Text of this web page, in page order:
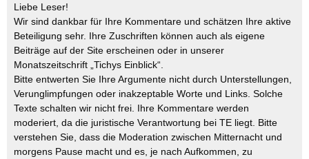
Liebe Leser!
Wir sind dankbar für Ihre Kommentare und schätzen Ihre aktive
Beteiligung sehr. Ihre Zuschriften können auch als eigene
Beiträge auf der Site erscheinen oder in unserer
Monatszeitschrift „Tichys Einblick“.
Bitte entwerten Sie Ihre Argumente nicht durch Unterstellungen,
Verunglimpfungen oder inakzeptable Worte und Links. Solche
Texte schalten wir nicht frei. Ihre Kommentare werden
moderiert, da die juristische Verantwortung bei TE liegt. Bitte
verstehen Sie, dass die Moderation zwischen Mitternacht und
morgens Pause macht und es, je nach Aufkommen, zu